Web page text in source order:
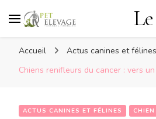
Accueil
Actus canines et félines
Chiens renifleurs du cancer : vers
ACTUS CANINES ET FÉLINES CHIEN